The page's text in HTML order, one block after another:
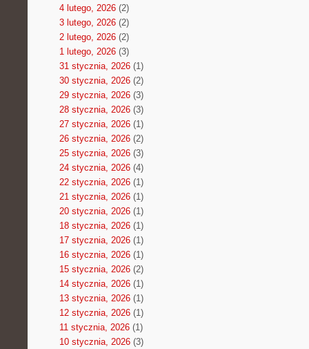
4 lutego, 2026(2)
3 lutego, 2026(2)
2 lutego, 2026(2)
1 lutego, 2026(3)
31 stycznia, 2026(1)
30 stycznia, 2026(2)
29 stycznia, 2026(3)
28 stycznia, 2026(3)
27 stycznia, 2026(1)
26 stycznia, 2026(2)
25 stycznia, 2026(3)
24 stycznia, 2026(4)
22 stycznia, 2026(1)
21 stycznia, 2026(1)
20 stycznia, 2026(1)
18 stycznia, 2026(1)
17 stycznia, 2026(1)
16 stycznia, 2026(1)
15 stycznia, 2026(2)
14 stycznia, 2026(1)
13 stycznia, 2026(1)
12 stycznia, 2026(1)
11 stycznia, 2026(1)
10 stycznia, 2026(3)